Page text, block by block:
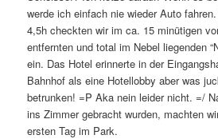
werde ich einfach nie wieder Auto
4,5h checkten wir im ca. 15 minütigen
entfernten und total im Nebel liegenden
ein. Das Hotel erinnerte in der
Bahnhof als eine Hotellobby aber was
betrunken! =P Aka nein leider nicht. =/
ins Zimmer gebracht wurden, machten
ersten Tag im Park.